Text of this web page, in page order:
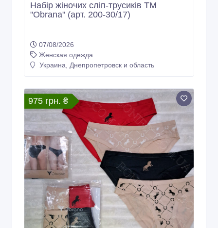
Набір жіночих сліп-трусиків ТМ
"Obrana" (арт. 200-30/17)
07/08/2026
Женская одежда
Украина, Днепропетровск и область
975 грн. ₴